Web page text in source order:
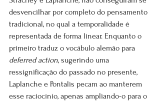
desvencilhar por completo do pensamento
tradicional, no qual a temporalidade é
representada de forma linear. Enquanto o
primeiro traduz o vocábulo alemão para
deferred action, sugerindo uma
ressignificação do passado no presente,
Laplanche e Pontalis pecam ao manterem
esse raciocínio, apenas ampliando-o para o